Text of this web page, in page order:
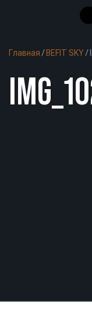
Главная / BEFIT SKY/